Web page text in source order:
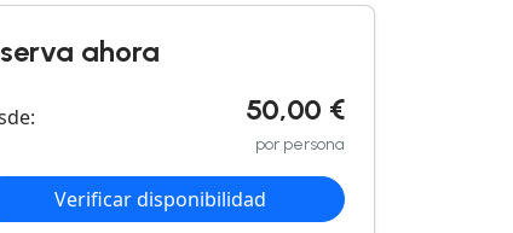
ahora
50,00 €
por persona
Verificar disponibilidad